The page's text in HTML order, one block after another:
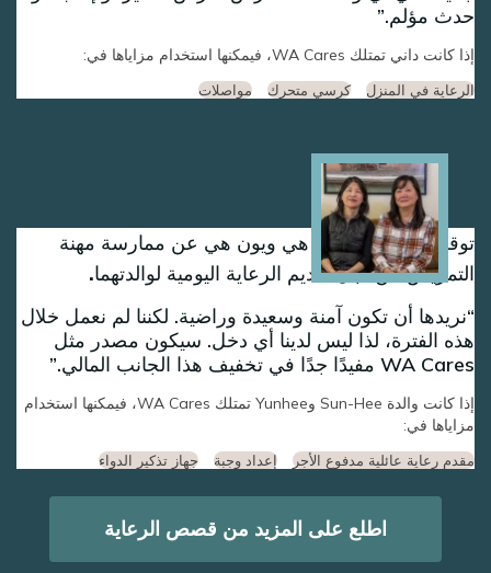
حدث مؤلم.
إذا كانت داني تمتلك WA Cares، فيمكنها استخدام مزاياها في:
الرعاية في المنزل كرسي متحرك مواصلات
توقفت الأختان سون هي ويون هي عن ممارسة مهنة
التمريض من أجل تقديم الرعاية اليومية لوالدتهما.
نريدها أن تكون آمنة وسعيدة وراضية. لكننا لم نعمل خلال
هذه الفترة، لذا ليس لدينا أي دخل. سيكون مصدر مثل
WA Cares مفيدًا جدًا في تخفيف هذا الجانب المالي.
إذا كانت والدة Sun-Hee وYunhee تمتلك WA Cares، فيمكنها استخدام
مزاياها في:
مقدم رعاية عائلية مدفوع الأجر إعداد وجبة جهاز تذكير الدواء
Image
اطلع على المزيد من قصص الرعاية